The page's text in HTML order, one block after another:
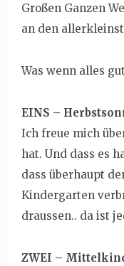
Großen Ganzen
an den
Was wenn alles
EINS –
Ich freue mich
hat. Und dass es
dass überhaupt
Kindergarten
draussen.. da ist
ZWEI –